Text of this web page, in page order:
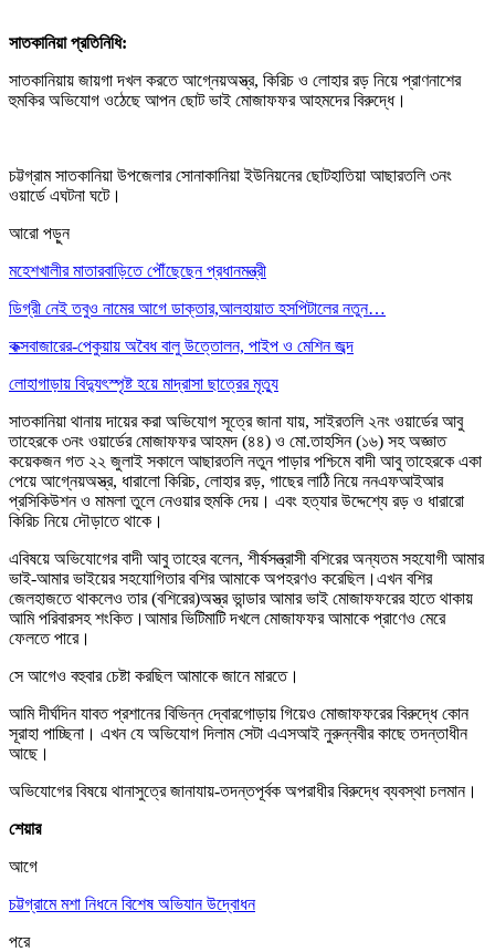
সাতকানিয়া প্রতিনিধি:
সাতকানিয়ায় জায়গা দখল করতে আগ্নেয়অস্ত্র, কিরিচ ও লোহার রড় নিয়ে প্রাণনাশের
হুমকির অভিযোগ ওঠেছে আপন ছোট ভাই মোজাফফর আহমদের বিরুদ্ধে।
চট্টগ্রাম সাতকানিয়া উপজেলার সোনাকানিয়া ইউনিয়নের ছোটহাতিয়া আছারতলি ৩নং
ওয়ার্ডে এঘটনা ঘটে।
আরো পড়ুন
মহেশখালীর মাতারবাড়িতে পৌঁছেছেন প্রধানমন্ত্রী
ডিগ্রী নেই তবুও নামের আগে ডাক্তার,আলহায়াত হসপিটালের নতুন…
কক্সবাজারের-পেকুয়ায় অবৈধ বালু উত্তোলন, পাইপ ও মেশিন জব্দ
লোহাগাড়ায় বিদ্যুৎস্পৃষ্ট হয়ে মাদ্রাসা ছাত্রের মৃত্যু
সাতকানিয়া থানায় দায়ের করা অভিযোগ সূত্রে জানা যায়, সাইরতলি ২নং ওয়ার্ডের আবু
তাহেরকে ৩নং ওয়ার্ডের মোজাফফর আহমদ (৪৪) ও মো.তাহসিন (১৬) সহ অজ্ঞাত
কয়েকজন গত ২২ জুলাই সকালে আছারতলি নতুন পাড়ার পশ্চিমে বাদী আবু তাহেরকে একা
পেয়ে আগ্নেয়অস্ত্র, ধারালো কিরিচ, লোহার রড়, গাছের লাঠি নিয়ে ননএফআইআর
প্রসিকিউশন ও মামলা তুলে নেওয়ার হুমকি দেয়। এবং হত্যার উদ্দেশ্যে রড় ও ধারারো
কিরিচ নিয়ে দৌড়াতে থাকে।
এবিষয়ে অভিযোগের বাদী আবু তাহের বলেন, শীর্ষসন্ত্রাসী বশিরের অন্যতম সহযোগী আমার
ভাই-আমার ভাইয়ের সহযোগিতার বশির আমাকে অপহরণও করেছিল।এখন বশির
জেলহাজতে থাকলেও তার (বশিরের)অস্ত্র ভান্ডার আমার ভাই মোজাফফরের হাতে থাকায়
আমি পরিবারসহ শংকিত।আমার ভিটিমাটি দখলে মোজাফফর আমাকে প্রাণেও মেরে
ফেলতে পারে।
সে আগেও বহুবার চেষ্টা করছিল আমাকে জানে মারতে।
আমি দীর্ঘদিন যাবত প্রশানের বিভিন্ন দ্বোরগোড়ায় গিয়েও মোজাফফরের বিরুদ্ধে কোন
সূরাহা পাচ্ছিনা। এখন যে অভিযোগ দিলাম সেটা এএসআই নুরুন্নবীর কাছে তদন্তাধীন
আছে।
অভিযোগের বিষয়ে থানাসুত্রে জানাযায়-তদন্তপূর্বক অপরাধীর বিরুদ্ধে ব্যবস্থা চলমান।
শেয়ার
আগে
চট্টগ্রামে মশা নিধনে বিশেষ অভিযান উদ্বোধন
পরে